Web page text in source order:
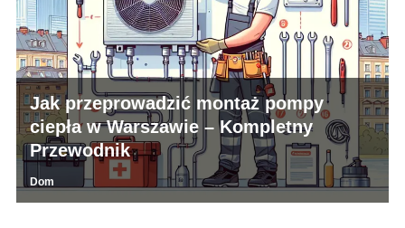
Jak przeprowadzić montaż pompy
ciepła w Warszawie – Kompletny
Przewodnik
Dom